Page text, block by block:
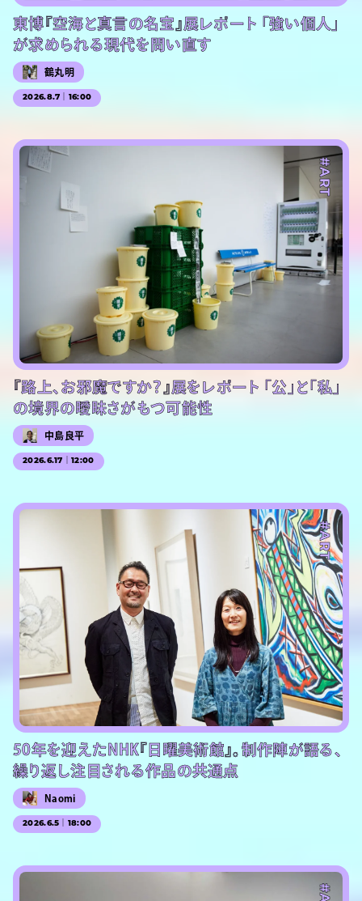
東博『空海と真言の名宝』展レポート 「強い個人」
が求められる現代を問い直す
鶴丸明
2026.8.7｜16:00
#ART
『路上、お邪魔ですか？』展をレポート 「公」と「私」
の境界の曖昧さがもつ可能性
中島良平
2026.6.17｜12:00
#ART
50年を迎えたNHK『日曜美術館』。制作陣が語る、
繰り返し注目される作品の共通点
Naomi
2026.6.5｜18:00